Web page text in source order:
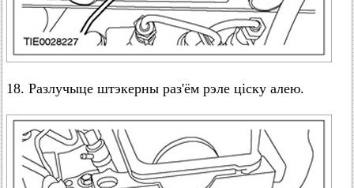
18. Разлучыце штэкерны раз'ём рэле ціску алею.